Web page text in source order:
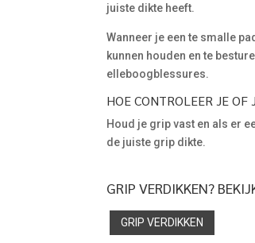
juiste dikte heeft.
Wanneer je een te smalle
kunnen houden en te
elleboogblessures.
HOE CONTROLEER JE
Houd je grip vast en als er
de juiste grip dikte.
GRIP VERDIKKEN?
GRIP VERDIKKEN